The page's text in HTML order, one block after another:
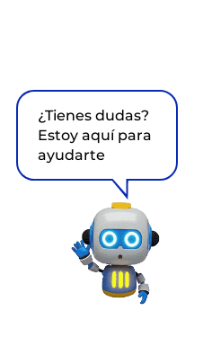
¿Tienes dudas?
Estoy aquí para
ayudarte